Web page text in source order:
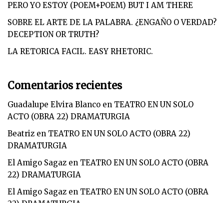
PERO YO ESTOY (POEM+POEM) BUT I AM THERE
SOBRE EL ARTE DE LA PALABRA. ¿ENGAÑO O VERDAD?
DECEPTION OR TRUTH?
LA RETORICA FACIL. EASY RHETORIC.
Comentarios recientes
Guadalupe Elvira Blanco en TEATRO EN UN SOLO
ACTO (OBRA 22) DRAMATURGIA
Beatriz en TEATRO EN UN SOLO ACTO (OBRA 22)
DRAMATURGIA
El Amigo Sagaz en TEATRO EN UN SOLO ACTO (OBRA
22) DRAMATURGIA
El Amigo Sagaz en TEATRO EN UN SOLO ACTO (OBRA